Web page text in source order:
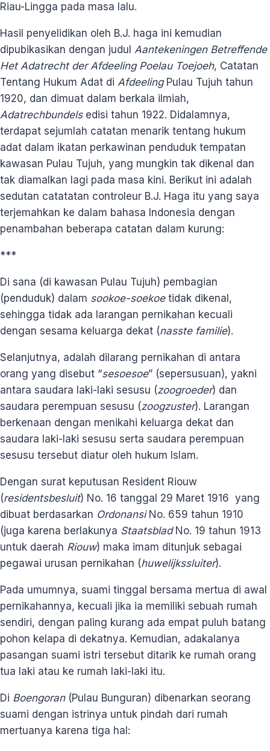
Riau-Lingga pada masa lalu.
Hasil penyelidikan oleh B.J. haga ini kemudian
dipubikasikan dengan judul Aantekeningen Betreffende
Het Adatrecht der Afdeeling Poelau Toejoeh, Catatan
Tentang Hukum Adat di AfdeelingPulau Tujuh tahun
1920, dan dimuat dalam berkala ilmiah,
Adatrechbundelsedisi tahun 1922. Didalamnya,
terdapat sejumlah catatan menarik tentang hukum
adat dalam ikatan perkawinan penduduk tempatan
kawasan Pulau Tujuh, yang mungkin tak dikenal dan
tak diamalkan lagi pada masa kini. Berikut ini adalah
sedutan catatatan controleur B.J. Haga itu yang saya
terjemahkan ke dalam bahasa Indonesia dengan
penambahan beberapa catatan dalam kurung:
***
Di sana (di kawasan Pulau Tujuh) pembagian
(penduduk) dalam sookoe-soekoetidak dikenal,
sehingga tidak ada larangan pernikahan kecuali
dengan sesama keluarga dekat (nasste familie).
Selanjutnya, adalah dilarang pernikahan di antara
orang yang disebut “sesoesoe” (sepersusuan), yakni
antara saudara laki-laki sesusu (zoogroeder) dan
saudara perempuan sesusu (zoogzuster). Larangan
berkenaan dengan menikahi keluarga dekat dan
saudara laki-laki sesusu serta saudara perempuan
sesusu tersebut diatur oleh hukum Islam.
Dengan surat keputusan Resident Riouw
(residentsbesluit) No. 16 tanggal 29 Maret 1916 yang
dibuat berdasarkan OrdonansiNo. 659 tahun 1910
(juga karena berlakunya Staatsblad No. 19 tahun 1913
untuk daerah Riouw) maka imam ditunjuk sebagai
pegawai urusan pernikahan (huwelijkssluiter).
Pada umumnya, suami tinggal bersama mertua di awal
pernikahannya, kecuali jika ia memiliki sebuah rumah
sendiri, dengan paling kurang ada empat puluh batang
pohon kelapa di dekatnya. Kemudian, adakalanya
pasangan suami istri tersebut ditarik ke rumah orang
tua laki atau ke rumah laki-laki itu.
Di Boengoran (Pulau Bunguran) dibenarkan seorang
suami dengan istrinya untuk pindah dari rumah
mertuanya karena tiga hal: